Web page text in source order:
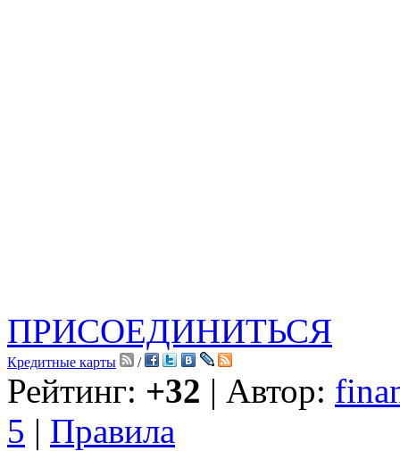
ПРИСОЕДИНИТЬСЯ
Кредитные карты /
Рейтинг: +32 | Автор:
5 | Правила